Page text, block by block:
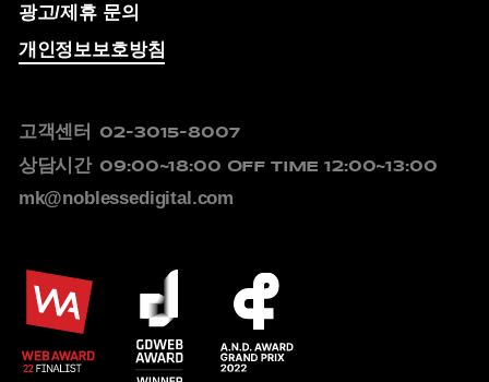
광고/제휴 문의
개인정보보호방침
고객센터 02-3015-8007
상담시간 09:00~18:00 OFF TIME 12:00~13:00
mk@noblessedigital.com